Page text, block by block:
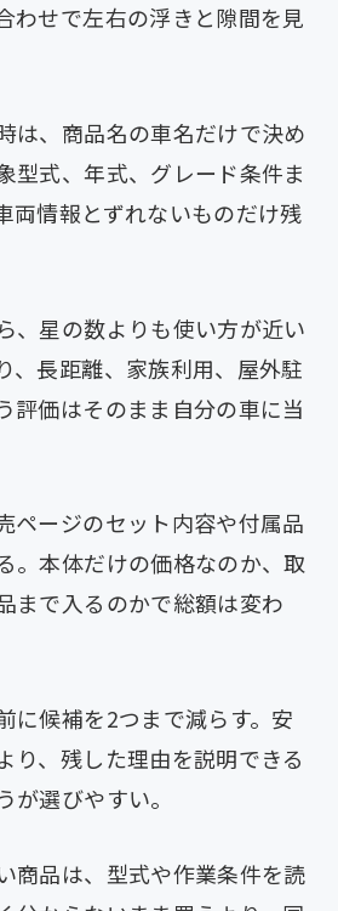
わせで左右の浮きと隙間を見
は、商品名の車名だけで決め
型式、年式、グレード条件ま
両情報とずれないものだけ残
、星の数よりも使い方が近い
、長距離、家族利用、屋外駐
評価はそのまま自分の車に当
ページのセット内容や付属品
。本体だけの価格なのか、取
まで入るのかで総額は変わ
に候補を2つまで減らす。安
り、残した理由を説明できる
が選びやすい。
商品は、型式や作業条件を読